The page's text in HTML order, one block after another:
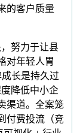
的客户质量
努力于让县
对年轻人胃
长是持久过
降低中小企
渠道。全案笼
付费投流（竞